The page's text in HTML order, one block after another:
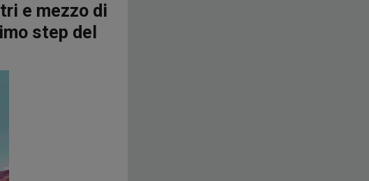
e mezzo di
step del